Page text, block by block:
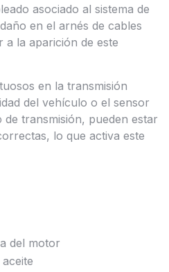
asociado al sistema de
en el arnés de cables
la aparición de este
en la transmisión
del vehículo o el sensor
transmisión, pueden estar
lo que activa este
del motor